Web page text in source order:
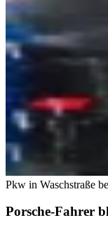
Pkw in Waschstraße
Porsche-Fahrer